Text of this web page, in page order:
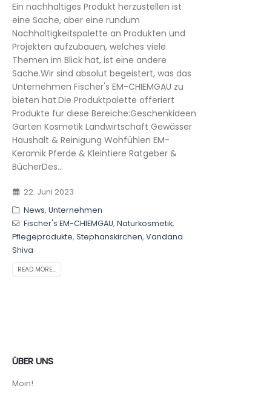
Ein nachhaltiges Produkt herzustellen ist
eine Sache, aber eine rundum
Nachhaltigkeitspalette an Produkten und
Projekten aufzubauen, welches viele
Themen im Blick hat, ist eine andere
Sache.Wir sind absolut begeistert, was das
Unternehmen Fischer's EM-CHIEMGAU zu
bieten hat.Die Produktpalette offeriert
Produkte für diese Bereiche:Geschenkideen
Garten Kosmetik Landwirtschaft Gewässer
Haushalt & Reinigung Wohfühlen EM-
Keramik Pferde & Kleintiere Ratgeber &
BücherDes...
22. Juni 2023
News, Unternehmen
Fischer's EM-CHIEMGAU, Naturkosmetik,
Pflegeprodukte, Stephanskirchen, Vandana
Shiva
READ MORE...
ÜBER UNS
Moin!